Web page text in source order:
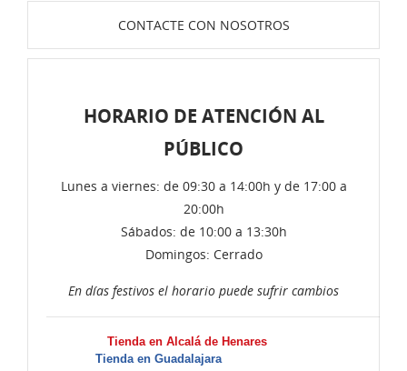
CONTACTE CON NOSOTROS
HORARIO DE ATENCIÓN AL
PÚBLICO
Lunes a viernes: de 09:30 a 14:00h y de 17:00 a
20:00h
Sábados: de 10:00 a 13:30h
Domingos: Cerrado
En días festivos el horario puede sufrir cambios
Tienda en Alcalá de Henares
Tienda en Guadalajara